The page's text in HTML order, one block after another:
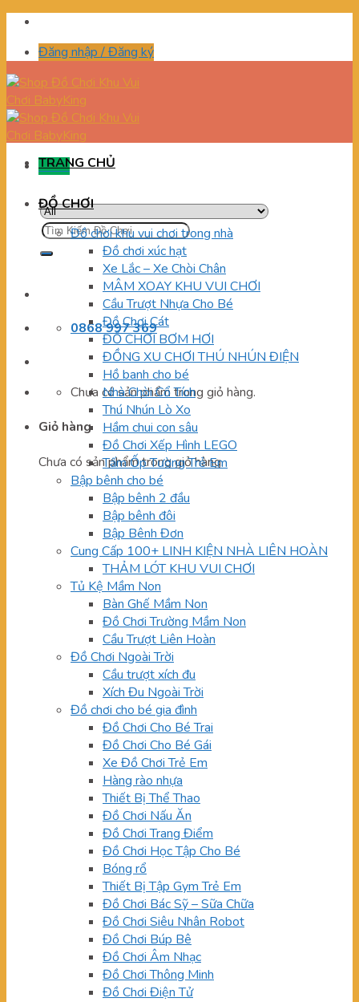
Skip
contentĐăng nhập / Đăng ký
Menu
Tìm
kiếm:
0868 997 369
Chưa có sản phẩm trong giỏ hàng.
Giỏ hàng
Chưa có sản phẩm trong giỏ hàng.
TRANG CHỦ
ĐỒ CHƠI
Đồ chơi khu vui chơi trong nhà
Đồ chơi xúc hạt
Xe Lắc – Xe Chòi Chân
MÂM XOAY KHU VUI CHƠI
Cầu Trượt Nhựa Cho Bé
Đồ Chơi Cát
ĐỒ CHƠI BƠM HƠI
ĐỒNG XU CHƠI THÚ NHÚN ĐIỆN
Hồ banh cho bé
Nhà Chòi Cổ Tích
Thú Nhún Lò Xo
Hầm chui con sâu
Đồ Chơi Xếp Hình LEGO
Tấm Ốp Tường Trẻ Em
Bập bênh cho bé
Bập bênh 2 đầu
Bập bênh đôi
Bập Bênh Đơn
Cung Cấp 100+ LINH KIỆN NHÀ LIÊN HOÀN
THẢM LÓT KHU VUI CHƠI
Tủ Kệ Mầm Non
Bàn Ghế Mầm Non
Đồ Chơi Trường Mầm Non
Cầu Trượt Liên Hoàn
Đồ Chơi Ngoài Trời
Cầu trượt xích đu
Xích Đu Ngoài Trời
Đồ chơi cho bé gia đình
Đồ Chơi Cho Bé Trai
Đồ Chơi Cho Bé Gái
Xe Đồ Chơi Trẻ Em
Hàng rào nhựa
Thiết Bị Thể Thao
Đồ Chơi Nấu Ăn
Đồ Chơi Trang Điểm
Đồ Chơi Học Tập Cho Bé
Bóng rổ
Thiết Bị Tập Gym Trẻ Em
Đồ Chơi Bác Sỹ – Sữa Chữa
Đồ Chơi Siêu Nhân Robot
Đồ Chơi Búp Bê
Đồ Chơi Âm Nhạc
Đồ Chơi Thông Minh
Đồ Chơi Điện Tử